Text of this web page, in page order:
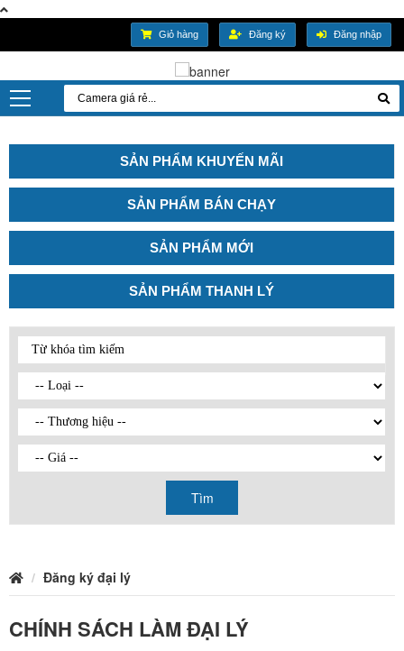
Giỏ hàng Đăng ký Đăng nhập
SẢN PHẨM KHUYẾN MÃI
SẢN PHẨM BÁN CHẠY
SẢN PHẨM MỚI
SẢN PHẨM THANH LÝ
Tìm
Đăng ký đại lý
CHÍNH SÁCH LÀM ĐẠI LÝ